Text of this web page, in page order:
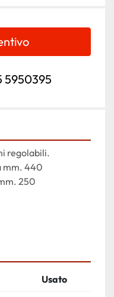
5950395
regolabili.
mm. 440
250
Usato